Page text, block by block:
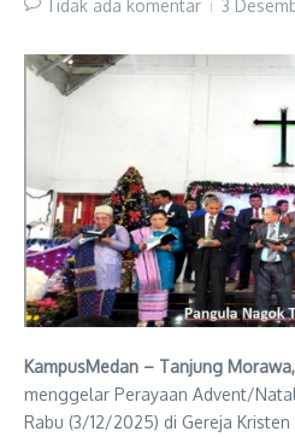
Tidak ada komentar 3
KampusMedan – Tanjung Morawa,
menggelar Perayaan Advent/
Rabu (3/12/2025) di Gereja Kristen